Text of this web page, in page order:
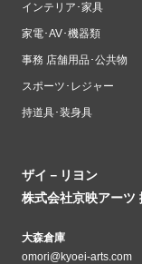
インテリア･家具
家電･AV･機器類
事務 店舗用品･公共物
スポーツ･レジャー
持道具･装身具
ザイ－リヨン
株式会社京映アーツ
大森倉庫
omori@kyoei-arts.com